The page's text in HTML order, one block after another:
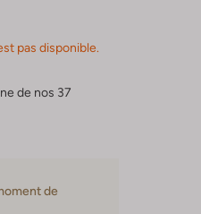
pas disponible.
de nos 37
de